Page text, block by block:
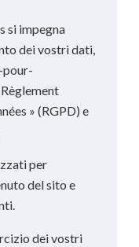
si impegna
dei vostri dati,
» (RGPD) e
per
del sito e
dei vostri